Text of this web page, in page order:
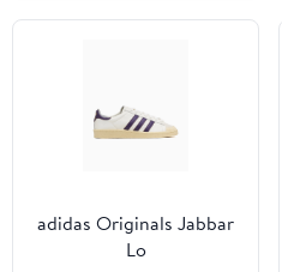
adidas Originals Jabbar
Lo